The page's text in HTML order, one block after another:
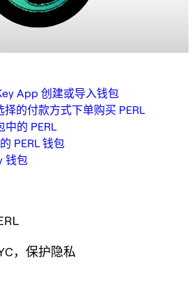
App 创建或导入钱包
的付款方式下单购买 PERL
中的 PERL
PERL 钱包
钱包
，保护隐私